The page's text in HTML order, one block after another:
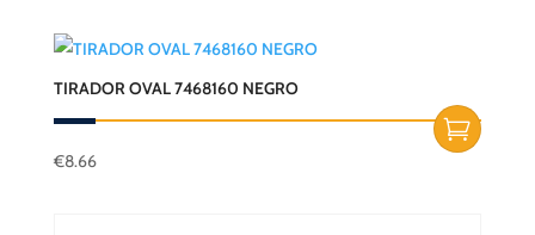
TIRADOR OVAL 7468160 NEGRO
€8.66